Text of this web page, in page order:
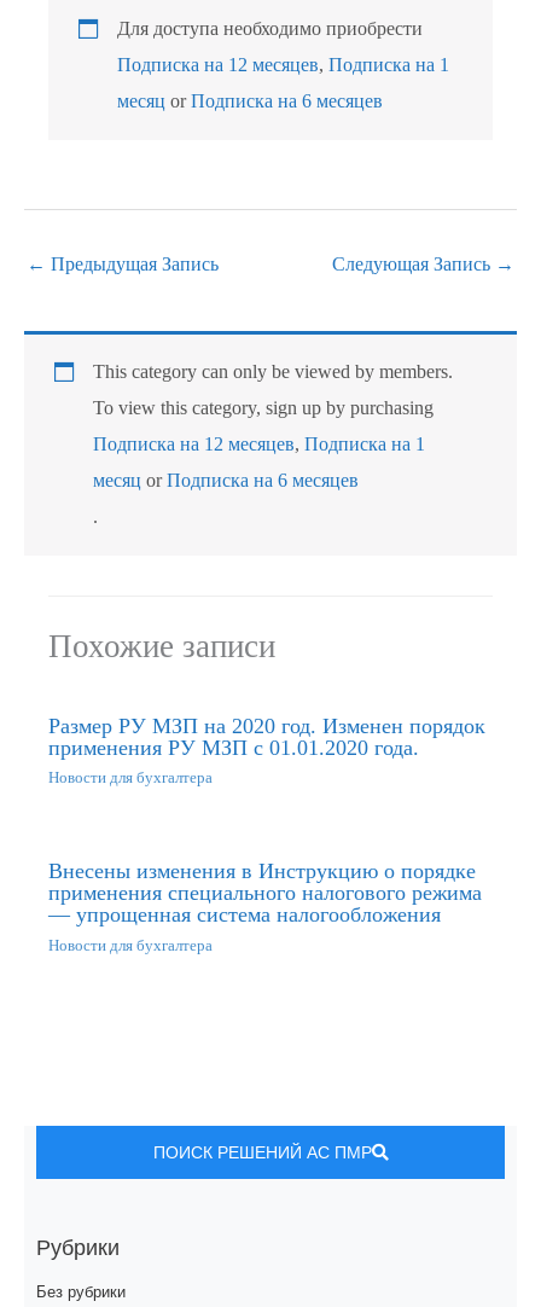
Для доступа необходимо приобрести
Подписка на 12 месяцев,Подписка на 1
месяц orПодписка на 6 месяцев
← Предыдущая Запись Следующая Запись →
This category can only be viewed by members.
To view this category, sign up by purchasing
Подписка на 12 месяцев,Подписка на 1
месяц orПодписка на 6 месяцев
.
Похожие записи
Размер РУ МЗП на 2020 год. Изменен порядок
применения РУ МЗП с 01.01.2020 года.
Новости для бухгалтера
Внесены изменения в Инструкцию о порядке
применения специального налогового режима
— упрощенная система налогообложения
Новости для бухгалтера
ПОИСК РЕШЕНИЙ АС ПМР
Рубрики
Без рубрики